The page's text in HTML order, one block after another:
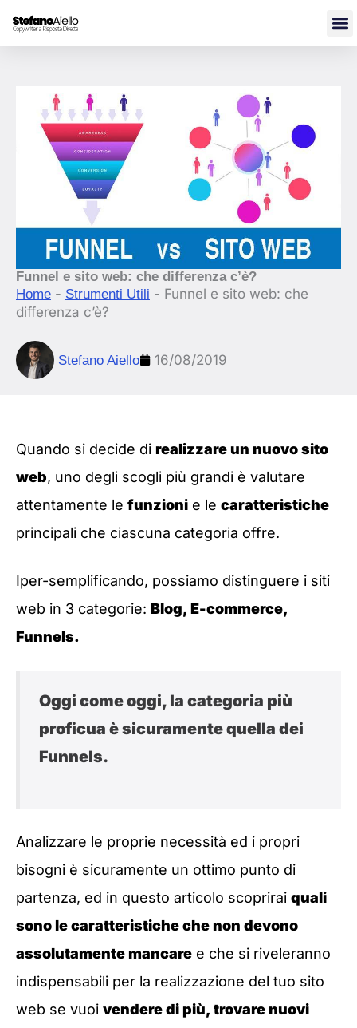
contenuto
Funnel e sito web: che differenza c’è?
Home - Strumenti Utili - Funnel e sito web: che
differenza c’è?
Stefano Aiello 16/08/2019
Quando si decide di realizzare un nuovo sito
web, uno degli scogli più grandi è valutare
attentamente le funzioni e le caratteristiche
principali che ciascuna categoria offre.
Iper-semplificando, possiamo distinguere i siti
web in 3 categorie: Blog, E-commerce,
Funnels.
Oggi come oggi, la categoria più
proficua è sicuramente quella dei
Funnels.
Analizzare le proprie necessità ed i propri
bisogni è sicuramente un ottimo punto di
partenza, ed in questo articolo scoprirai quali
sono le caratteristiche che non devono
assolutamente mancare e che si riveleranno
indispensabili per la realizzazione del tuo sito
web se vuoi vendere di più, trovare nuovi